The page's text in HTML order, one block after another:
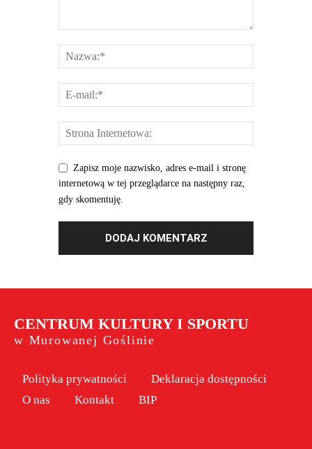
Zapisz moje nazwisko, adres e-mail i stronę
internetową w tej przeglądarce na następny raz,
gdy skomentuję.
CENTRUM KULTURY I SPORTU
w Murowanej Goślinie
Polityka prywatności
Deklaracja dostępności
O nas
Kontakt BIP